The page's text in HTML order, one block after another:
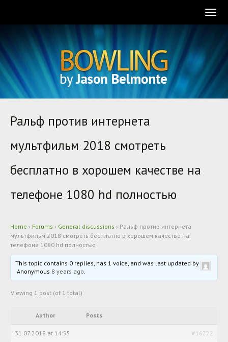
Ральф против интернета
мультфильм 2018 смотреть
бесплатно в хорошем качестве на
телефоне 1080 hd полностью
Home › Forums › General discussions › Ральф против интернета
мультфильм 2018 смотреть бесплатно в хорошем качестве на
телефоне 1080 hd полностью
This topic contains 0 replies, has 1 voice, and was last updated by
Anonymous 8 years ago.
Viewing 1 post (of 1 total)
Author Posts
31.07.2018 at 14:55 #16222